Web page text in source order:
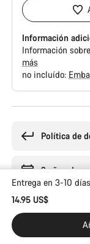
Información
Información
más
no incluído:
compra
Política de
2 años de
Entrega en 3-10
14.95 US$